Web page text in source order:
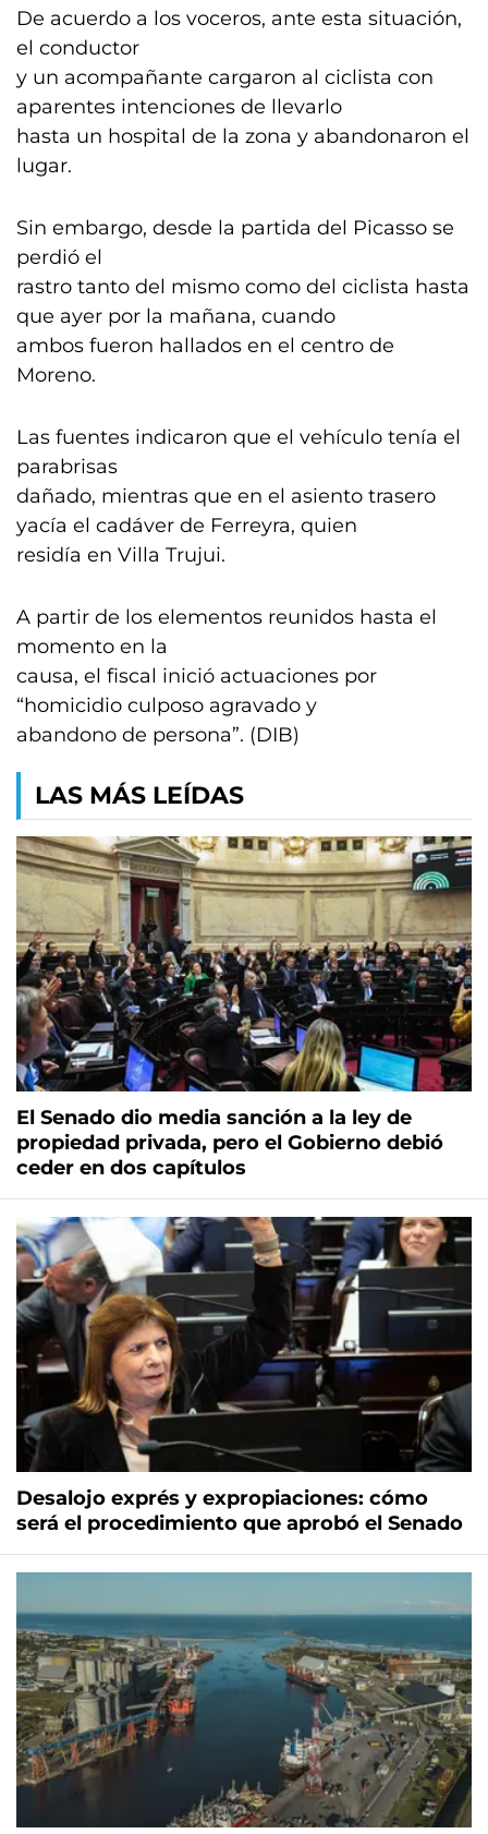
De acuerdo a los voceros, ante esta situación,
el conductor
y un acompañante cargaron al ciclista con
aparentes intenciones de llevarlo
hasta un hospital de la zona y abandonaron el
lugar.
Sin embargo, desde la partida del Picasso se
perdió el
rastro tanto del mismo como del ciclista hasta
que ayer por la mañana, cuando
ambos fueron hallados en el centro de
Moreno.
Las fuentes indicaron que el vehículo tenía el
parabrisas
dañado, mientras que en el asiento trasero
yacía el cadáver de Ferreyra, quien
residía en Villa Trujui.
A partir de los elementos reunidos hasta el
momento en la
causa, el fiscal inició actuaciones por
“homicidio culposo agravado y
abandono de persona”. (DIB)
LAS MÁS LEÍDAS
El Senado dio media sanción a la ley de
propiedad privada, pero el Gobierno debió
ceder en dos capítulos
Desalojo exprés y expropiaciones: cómo
será el procedimiento que aprobó el Senado